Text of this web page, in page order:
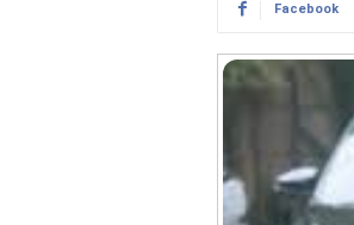
Facebook